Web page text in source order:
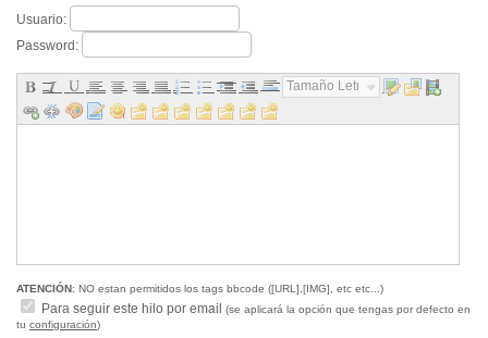
Usuario:
Password:
Tamaño Letra...
ATENCIÓN: NO estan permitidos los tags bbcode ([URL],[IMG], etc etc...)
Para seguir este hilo por email
(se aplicará la opción que tengas por defecto en
tu configuración)